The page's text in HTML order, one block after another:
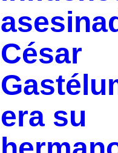
César
era su